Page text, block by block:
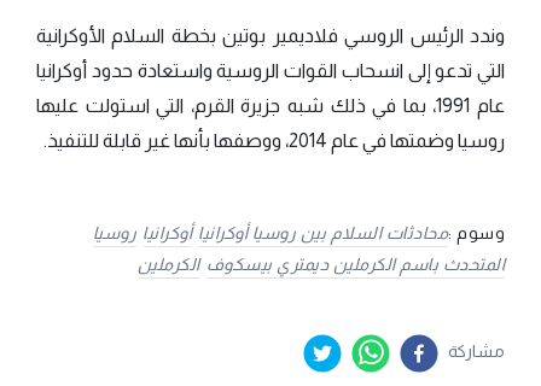
وندد الرئيس الروسي فلاديمير بوتين بخطة السلام الأوكرانية
التي تدعو إلى انسحاب القوات الروسية واستعادة حدود أوكرانيا
عام 1991، بما في ذلك شبه جزيرة القرم، التي استولت عليها
روسيا وضمتها في عام 2014، ووصفها بأنها غير قابلة للتنفيذ.
وسوم :محادثات السلام بين روسيا أوكرانيا أوكرانيا روسيا
المتحدث باسم الكرملين ديمتري بيسكوف الكرملين
مشاركة